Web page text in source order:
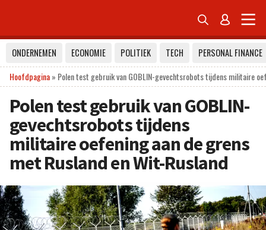
 
ONDERNEMEN ECONOMIE POLITIEK TECH
PERSONAL FINANCE
Hoofdpagina» Polen test gebruik van GOBLIN-gevechtsrobots tijdens militaire
Polen test gebruik van GOBLIN-
gevechtsrobots tijdens
militaire oefening aan de grens
met Rusland en Wit-Rusland